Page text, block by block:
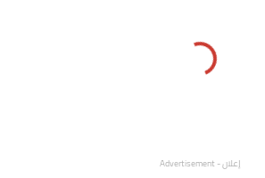
إعلان - Advertisement